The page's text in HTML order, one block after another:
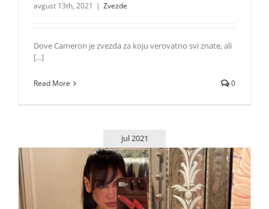
avgust 13th, 2021 | Zvezde
Dove Cameron je zvezda za koju verovatno svi znate, ali
[...]
Read More 0
jul 2021